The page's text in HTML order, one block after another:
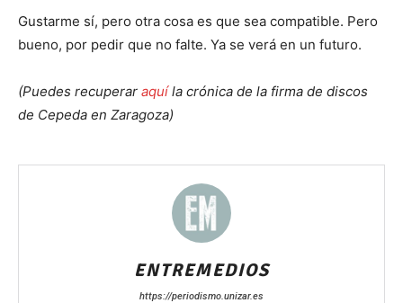
Gustarme sí, pero otra cosa es que sea compatible. Pero
bueno, por pedir que no falte. Ya se verá en un futuro.
(Puedes recuperar aquíla crónica de la firma de discos
de Cepeda en Zaragoza)
ENTREMEDIOS
https://periodismo.unizar.es